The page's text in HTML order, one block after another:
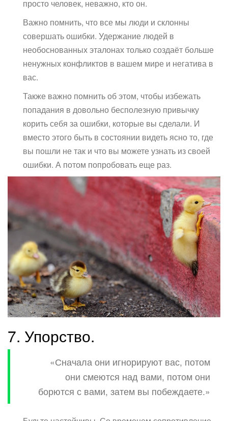
просто человек, неважно, кто он.
Важно помнить, что все мы люди и склонны
совершать ошибки. Удержание людей в
необоснованных эталонах только создаёт больше
ненужных конфликтов в вашем мире и негатива в
вас.
Также важно помнить об этом, чтобы избежать
попадания в довольно бесполезную привычку
корить себя за ошибки, которые вы сделали. И
вместо этого быть в состоянии видеть ясно то, где
вы пошли не так и что вы можете узнать из своей
ошибки. А потом попробовать еще раз.
7. Упорство.
«Сначала они игнорируют вас, потом
они смеются над вами, потом они
борются с вами, затем вы побеждаете.»